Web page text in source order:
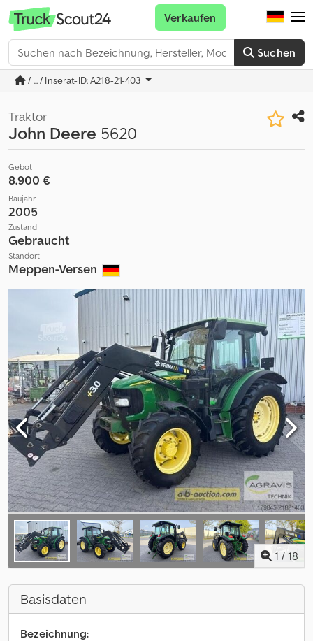
Suchen
Verkaufen
/ ... / Inserat-ID: A218-21-403
Traktor
John Deere 5620
Gebot
8.900 €
Baujahr
2005
Zustand
Gebraucht
Standort
Meppen-Versen
1 / 18
Basisdaten
Bezeichnung: